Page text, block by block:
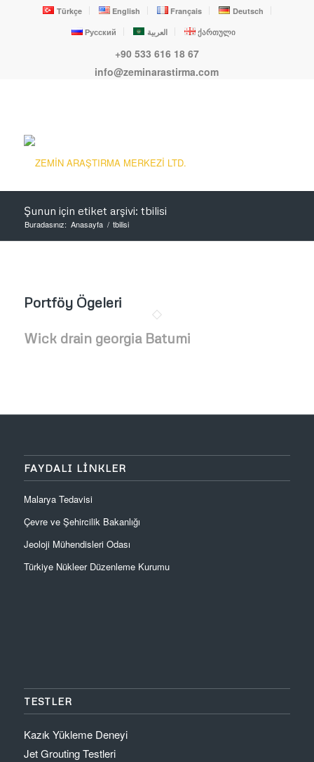
Türkçe English Français
Deutsch
Русский
العربية ქართული
+90 533 616 18 67
info@zeminarastirma.com
Şunun için etiket arşivi: tbilisi
Buradasınız: Anasayfa / tbilisi
Portföy Ögeleri
Wick drain georgia Batumi
FAYDALI LINKLER
Malarya Tedavisi
Çevre ve Şehircilik Bakanlığı
Jeoloji Mühendisleri Odası
Türkiye Nükleer Düzenleme Kurumu
TESTLER
Kazık Yükleme Deneyi
Jet Grouting Testleri